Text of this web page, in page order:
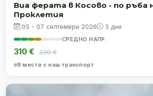
Виа ферата в Косово - по ръба
Проклетия
05 - 07 септември 2026 3 дни
СРЕДНО НАПР.
310 € 330 €
8 места с наш транспорт